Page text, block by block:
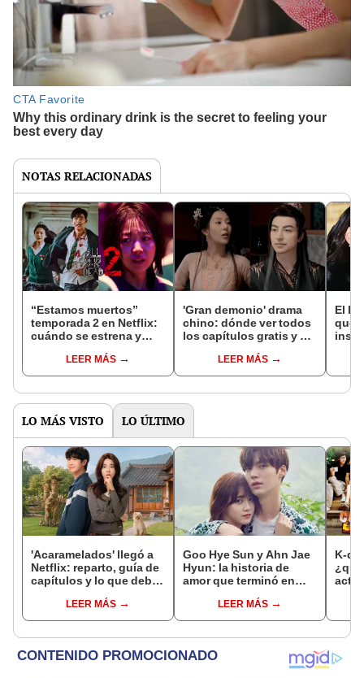
NOTAS RELACIONADAS
“Estamos muertos”
temporada 2 en Netflix:
cuándo se estrena y
temporadaLEER MÁS
'Gran demonio' drama
chino: dónde ver todos
los capítulos gratis y en
LEER MÁS
El k-
que
LO MÁS VISTO LO ÚLTIMO
'Acaramelados' llegó a
Netflix: reparto, guía de
capítulos y lo que debes
coreanaLEER MÁS
Goo Hye Sun y Ahn Jae
Hyun: la historia de
amor que terminó en
LEER MÁS
K-